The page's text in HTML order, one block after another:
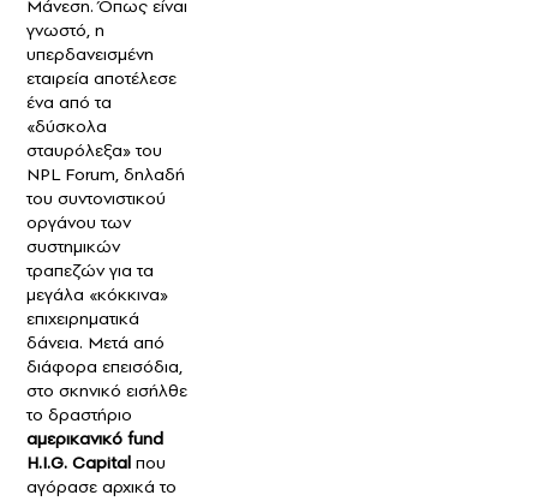
Μάνεση. Όπως είναι
γνωστό, η
υπερδανεισμένη
εταιρεία αποτέλεσε
ένα από τα
«δύσκολα
σταυρόλεξα» του
NPL Forum, δηλαδή
του συντονιστικού
οργάνου των
συστημικών
τραπεζών για τα
μεγάλα «κόκκινα»
επιχειρηματικά
δάνεια. Μετά από
διάφορα επεισόδια,
στο σκηνικό εισήλθε
το δραστήριο
αμερικανικό fund
H.I.G. Capital που
αγόρασε αρχικά το